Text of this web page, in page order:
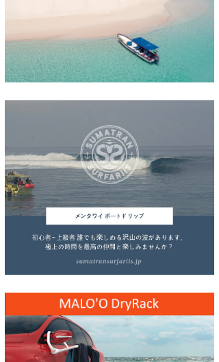
上田純子
上條将美
唐澤予報士
SancheZ
米山予報士
wanda
予報士 hiro.
banpaku
chappy
Romisea